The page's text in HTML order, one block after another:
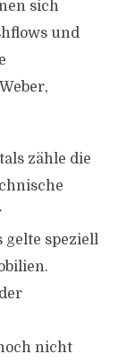
sich
und
zähle die
gelte speziell
nicht